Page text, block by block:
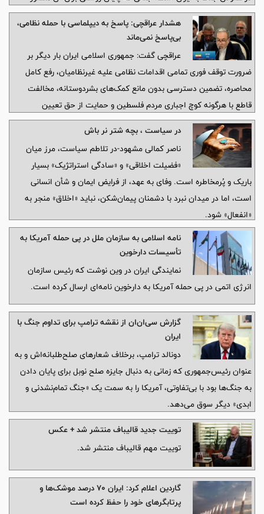
نیست.
هشدار عراقچی: پاسخ به دیپلماسی با حمله نظامی،
بی‌پاسخ نمی‌ماند
عراقچی گفت: جمهوری اسلامی ایران بار دیگر بر
ضرورت توقف فوری تمامی اقدامات نظامی علیه غیرنظامیان، رفع کامل
محاصره، تضمین دسترسی بدون مانع کمک‌های بشردوستانه، مخالفت
قاطع با هرگونه کوچ اجباری مردم فلسطین و حمایت از حق تعیین
سرنوشت ملت فلسطین تأکید می‌کند.
در سیاست ، بچه شتر نر باش
ناصر کمالی مشهود-در تلاطم سیاست، مرز میان
«فضیلت اخلاقی» و «سادگی استراتژیک» بسیار
باریک و پُرمخاطره است. وفای به عهد، از فرایض ایمان و شأن انسانی
است، اما در میدان نبرد با دشمنان پیمان‌شکن، نباید «اخلاق» منجر به
«انفعال» شود.
نامه اسلامی به سازمان ملل در پی حمله آمریکا به
تأسیسات دارخوین
نمایندگی ایران در وین نوشت که رئیس سازمان
انرژی اتمی در پی حمله آمریکا به دارخوین نامه‌ای ارسال کرده است.
گزارش سی‌ان‌ان از نقشه ترامپ برای تداوم جنگ با
ایران
دونالد ترامپ، برخلاف شعارهای صلح‌طلبانه‌اش و به
عنوان رئیس‌جمهوری که زمانی به دنبال جایزه صلح نوبل برای پایان دادن
به جنگ‌ها بود با بی‌تفاوتی، آمریکا را به سمت یک «جنگ تمام‌نشدنی و
ابدی» دیگر سوق می‌دهد.
توییت جدید قالیباف منتشر شد + عکس
توییت مهم قالیباف منتشر شد.
گاردین اعلام کرد: ایران ۷۰ درصد موشک‌ها و
پرتابگرهای خود را حفظ کرده است